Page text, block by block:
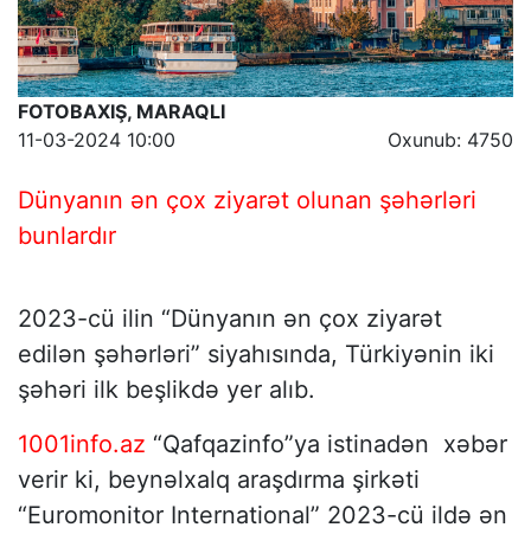
FOTOBAXIŞ, MARAQLI
Oxunub: 4750
11-03-2024 10:00
Dünyanın ən çox ziyarət olunan şəhərləri
bunlardır
2023-cü ilin “Dünyanın ən çox ziyarət
edilən şəhərləri” siyahısında, Türkiyənin iki
şəhəri ilk beşlikdə yer alıb.
1001info.az “Qafqazinfo”ya istinadən xəbər
verir ki, beynəlxalq araşdırma şirkəti
“Euromonitor International” 2023-cü ildə ən